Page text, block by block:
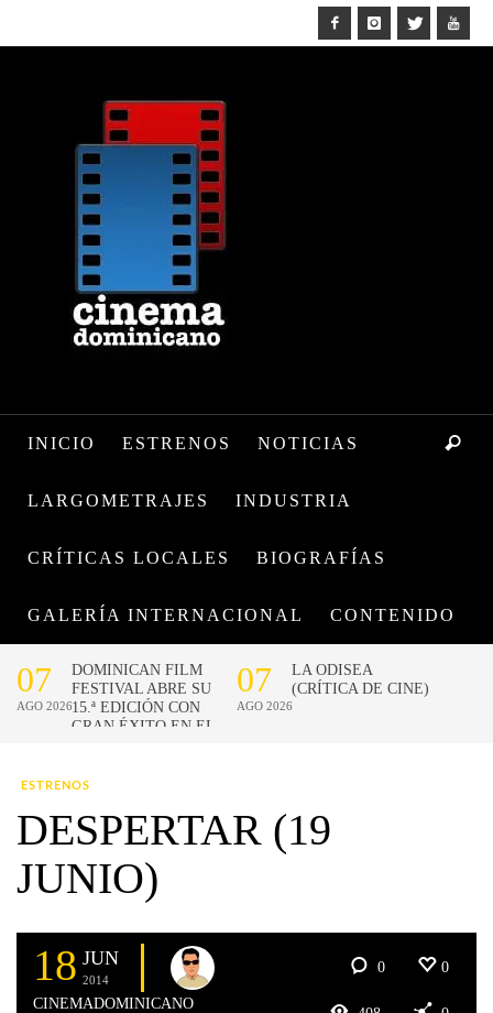
INICIO ESTRENOS NOTICIAS
LARGOMETRAJES INDUSTRIA
CRÍTICAS LOCALES BIOGRAFÍAS
GALERÍA INTERNACIONAL CONTENIDO
ESTRENOS
DESPERTAR (19
JUNIO)
18 JUN
2014
CINEMADOMINICANO
0 0